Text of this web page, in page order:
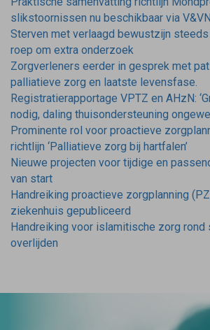
slikstoornissen nu beschikbaar via V&VN
Sterven met verlaagd bewustzijn steeds
roep om extra onderzoek
Zorgverleners eerder in gesprek met
palliatieve zorg en laatste levensfase.
Registratierapportage VPTZ en AHzN:
nodig, daling thuisondersteuning
Prominente rol voor proactieve
richtlijn ‘Palliatieve zorg bij hartfalen’
Nieuwe projecten voor tijdige en
van start
Handreiking proactieve zorgplanning
ziekenhuis gepubliceerd
Handreiking voor islamitische zorg rond
overlijden